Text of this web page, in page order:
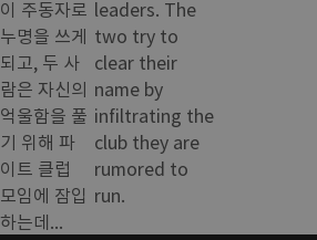
이 주동자로
누명을 쓰게
되고, 두 사
람은 자신의
억울함을 풀
기 위해 파
이트 클럽
모임에 잠입
하는데...
leaders. The
two try to
clear their
name by
infiltrating the
club they are
rumored to
run.